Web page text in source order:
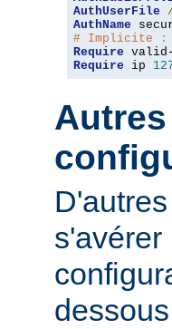
AuthUserFile
AuthName
# Implicite :
Require
Require ip
s'avérer